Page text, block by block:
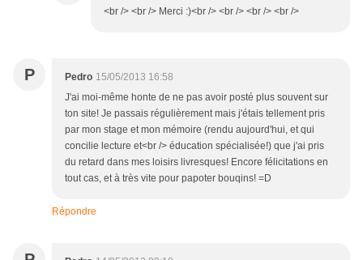
<br /> <br /> Merci :)<br /> <br /> <br /> <br />
P Pedro 15/05/2013 16:58
J'ai moi-même honte de ne pas avoir posté plus souvent sur
ton site! Je passais régulièrement mais j'étais tellement pris
par mon stage et mon mémoire (rendu aujourd'hui, et qui
concilie lecture et<br /> éducation spécialisée!) que j'ai pris
du retard dans mes loisirs livresques! Encore félicitations en
tout cas, et à très vite pour papoter bouqins! =D
Répondre